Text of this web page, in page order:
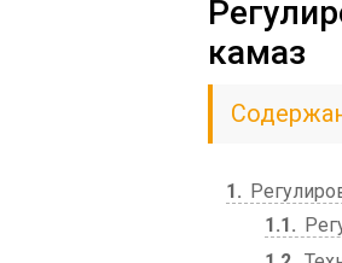
камаз
1
1.1